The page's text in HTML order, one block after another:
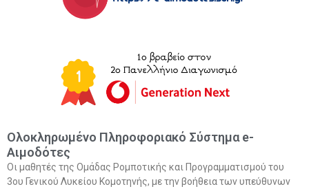
Ολοκληρωμένο Πληροφοριακό Σύστημα e-
Αιμοδότες
Οι μαθητές της Ομάδας Ρομποτικής και Προγραμματισμού του
3ου Γενικού Λυκείου Κομοτηνής, με την βοήθεια των υπεύθυνων